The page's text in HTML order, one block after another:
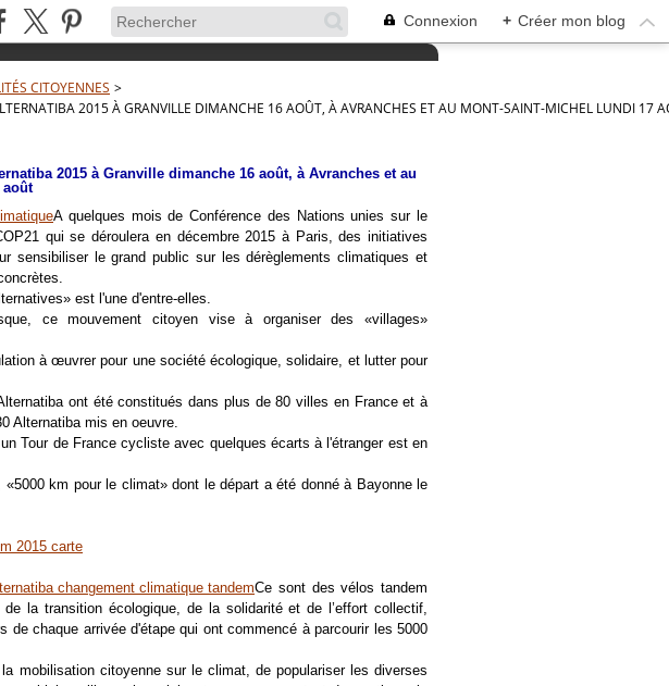
Connexion + Créer mon blog
CITOYENNES >
2015 À GRANVILLE DIMANCHE 16 AOÛT, À AVRANCHES ET AU MONT-SAINT-MICHEL LUNDI 17
2015 à Granville dimanche 16 août, à Avranches et au
août
A quelques mois de Conférence des Nations unies sur le
qui se déroulera en décembre 2015 à Paris, des initiatives
sensibiliser le grand public sur les dérèglements climatiques et
est l'une d'entre-elles.
ce mouvement citoyen vise à organiser des «villages»
à œuvrer pour une société écologique, solidaire, et lutter pour
ont été constitués dans plus de 80 villes en France et à
Alternatiba mis en oeuvre.
Tour de France cycliste avec quelques écarts à l'étranger est en
«5000 km pour le climat» dont le départ a été donné à Bayonne le
Ce sont des vélos tandem
la transition écologique, de la solidarité et de l’effort collectif,
de chaque arrivée d'étape qui ont commencé à parcourir les 5000
mobilisation citoyenne sur le climat, de populariser les diverses